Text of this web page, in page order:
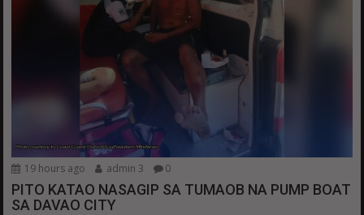
19 hours ago admin 3 0
PITO KATAO NASAGIP SA TUMAOB NA PUMP BOAT
SA DAVAO CITY